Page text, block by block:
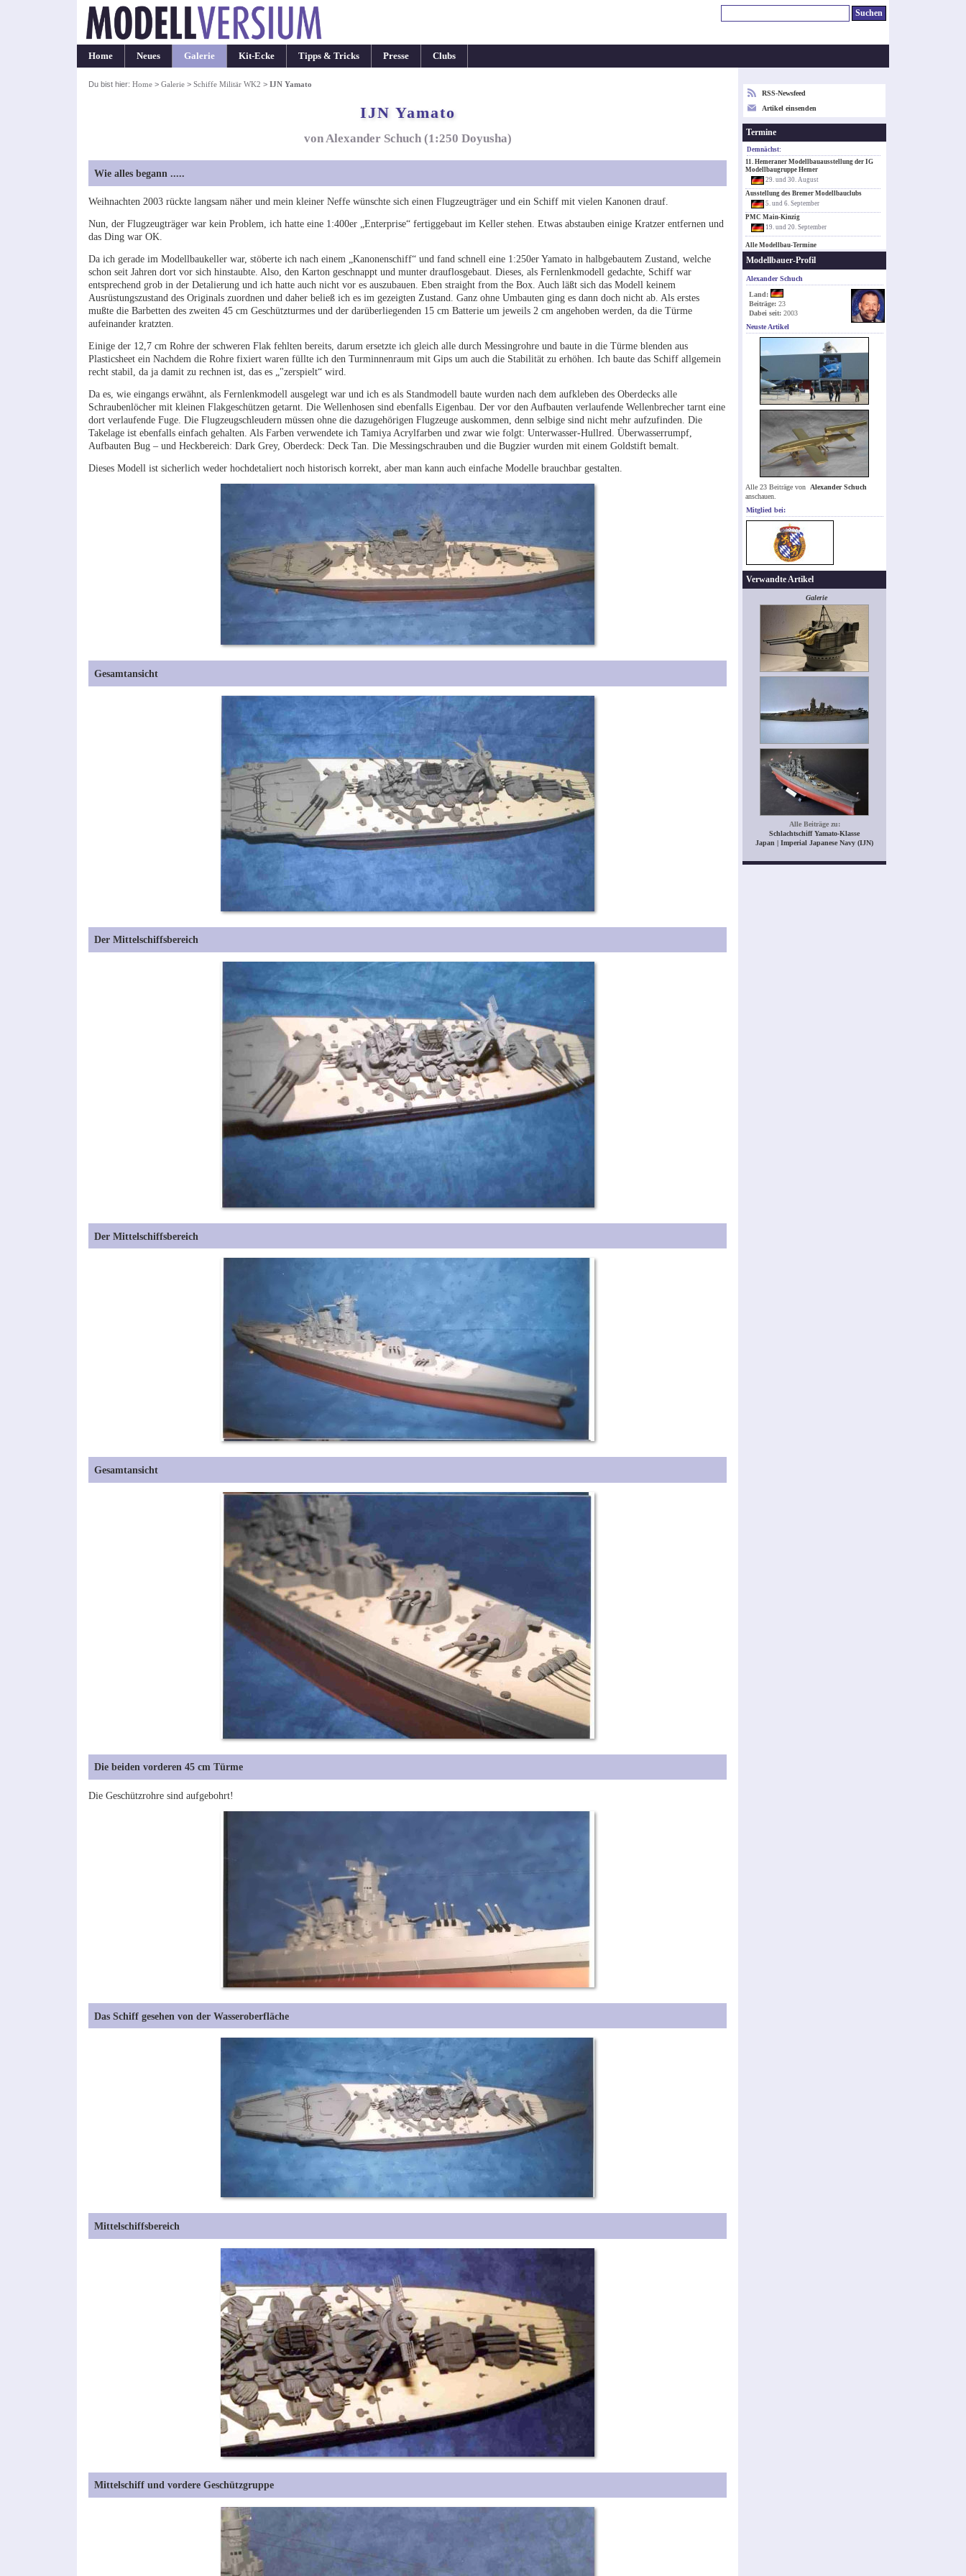
Home Neues Galerie Kit-Ecke Tipps & Tricks Presse Clubs
Du bist hier: Home> Galerie> Schiffe Militär WK2 > IJN Yamato
IJN Yamato
von Alexander Schuch (1:250 Doyusha)
Wie alles begann .....
Weihnachten 2003 rückte langsam näher und mein kleiner Neffe wünschte sich einen Flugzeugträger und ein Schiff mit vielen Kanonen drauf.
Nun, der Flugzeugträger war kein Problem, ich hatte eine 1:400er „Enterprise“ fertiggebaut im Keller stehen. Etwas abstauben einige Kratzer entfernen und
das Ding war OK.
Da ich gerade im Modellbaukeller war, stöberte ich nach einem „Kanonenschiff“ und fand schnell eine 1:250er Yamato in halbgebautem Zustand, welche
schon seit Jahren dort vor sich hinstaubte. Also, den Karton geschnappt und munter drauflosgebaut. Dieses, als Fernlenkmodell gedachte, Schiff war
entsprechend grob in der Detalierung und ich hatte auch nicht vor es auszubauen. Eben straight from the Box. Auch läßt sich das Modell keinem
Ausrüstungszustand des Originals zuordnen und daher beließ ich es im gezeigten Zustand. Ganz ohne Umbauten ging es dann doch nicht ab. Als erstes
mußte die Barbetten des zweiten 45 cm Geschützturmes und der darüberliegenden 15 cm Batterie um jeweils 2 cm angehoben werden, da die Türme
aufeinander kratzten.
Einige der 12,7 cm Rohre der schweren Flak fehlten bereits, darum ersetzte ich gleich alle durch Messingrohre und baute in die Türme blenden aus
Plasticsheet ein Nachdem die Rohre fixiert waren füllte ich den Turminnenraum mit Gips um auch die Stabilität zu erhöhen. Ich baute das Schiff allgemein
recht stabil, da ja damit zu rechnen ist, das es „"zerspielt“ wird.
Da es, wie eingangs erwähnt, als Fernlenkmodell ausgelegt war und ich es als Standmodell baute wurden nach dem aufkleben des Oberdecks alle
Schraubenlöcher mit kleinen Flakgeschützen getarnt. Die Wellenhosen sind ebenfalls Eigenbau. Der vor den Aufbauten verlaufende Wellenbrecher tarnt eine
dort verlaufende Fuge. Die Flugzeugschleudern müssen ohne die dazugehörigen Flugzeuge auskommen, denn selbige sind nicht mehr aufzufinden. Die
Takelage ist ebenfalls einfach gehalten. Als Farben verwendete ich Tamiya Acrylfarben und zwar wie folgt: Unterwasser-Hullred. Überwasserrumpf,
Aufbauten Bug – und Heckbereich: Dark Grey, Oberdeck: Deck Tan. Die Messingschrauben und die Bugzier wurden mit einem Goldstift bemalt.
Dieses Modell ist sicherlich weder hochdetaliert noch historisch korrekt, aber man kann auch einfache Modelle brauchbar gestalten.
Gesamtansicht
Der Mittelschiffsbereich
Der Mittelschiffsbereich
Gesamtansicht
Die beiden vorderen 45 cm Türme
Die Geschützrohre sind aufgebohrt!
Das Schiff gesehen von der Wasseroberfläche
Mittelschiffsbereich
Mittelschiff und vordere Geschützgruppe
RSS-Newsfeed
Artikel einsenden
Termine
Demnächst:
11. Hemeraner Modellbauausstellung der IG
Modellbaugruppe Hemer
29. und 30. August
Ausstellung des Bremer Modellbauclubs
5. und 6. September
PMC Main-Kinzig
19. und 20. September
Alle Modellbau-Termine
Modellbauer-Profil
Alexander Schuch
Land:
Beiträge: 23
Dabei seit: 2003
Neuste Artikel
Alle 23 Beiträge von Alexander Schuch
anschauen.
Mitglied bei:
Verwandte Artikel
Galerie
Alle Beiträge zu:
Schlachtschiff Yamato-Klasse
Japan | Imperial Japanese Navy (IJN)